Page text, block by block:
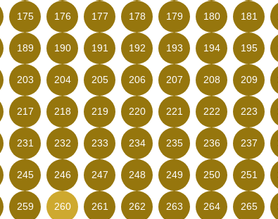
175 176 177 178 179 180 181
189 190 191 192 193 194 195
203 204 205 206 207 208 209
217 218 219 220 221 222 223
231 232 233 234 235 236 237
245 246 247 248 249 250 251
259 260 261 262 263 264 265